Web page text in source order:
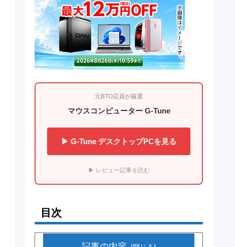
元BTO店員が厳選
マウスコンピューター G-Tune
▶ G-Tune デスクトップPCを見る
▶ レビュー記事を読む
目次